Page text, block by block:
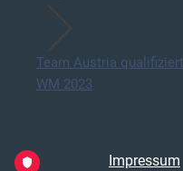
Team Austria
WM 2023
Impressum